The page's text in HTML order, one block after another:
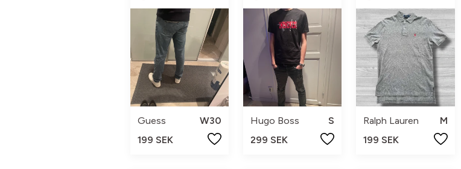
Guess
W30
199 SEK
Hugo Boss
S
299 SEK
Ralph Lauren
M
199 SEK